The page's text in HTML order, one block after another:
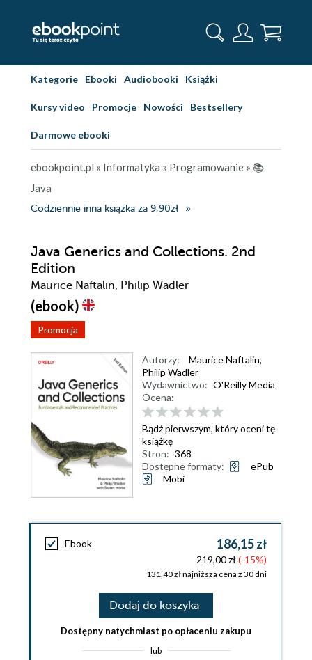
Kategorie Ebooki Audiobooki Książki
Kursy video Promocje Nowości Bestsellery
Darmowe ebooki
ebookpoint.pl » Informatyka » Programowanie » 📚
Java
Codziennie inna książka za 9,90zł
Java Generics and Collections. 2nd
Edition
Maurice Naftalin, Philip Wadler
(ebook)
Promocja
Autorzy: Maurice Naftalin,
Philip Wadler
Wydawnictwo: O'Reilly Media
Ocena:
Bądź pierwszym, który oceni tę
książkę
Stron: 368
Dostępne formaty:
ePub
Mobi
Ebook 186,15 zł
219,00 zł(-15%)
131,40 zł najniższa cena z 30 dni
Dodaj do koszyka
Dostępny natychmiast po opłaceniu zakupu
lub